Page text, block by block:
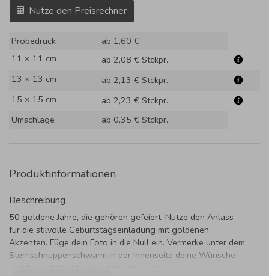
Nutze den Preisrechner
Probedruck
ab 1,60 €
11 × 11 cm
ab 2,08 € Stckpr.
13 × 13 cm
ab 2,13 € Stckpr.
15 × 15 cm
ab 2,23 € Stckpr.
Umschläge
ab 0,35 € Stckpr.
Produktinformationen
Beschreibung
50 goldene Jahre, die gehören gefeiert. Nutze den Anlass
für die stilvolle Geburtstagseinladung mit goldenen
Akzenten. Füge dein Foto in die Null ein. Vermerke unter dem
Sternschnuppenschwarm in der Innenseite deine Wünsche